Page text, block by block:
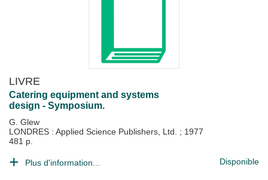
LIVRE
Catering equipment and systems
design - Symposium.
G. Glew
LONDRES : Applied Science Publishers, Ltd. ; 1977
481 p.
Plus d'information... Disponible